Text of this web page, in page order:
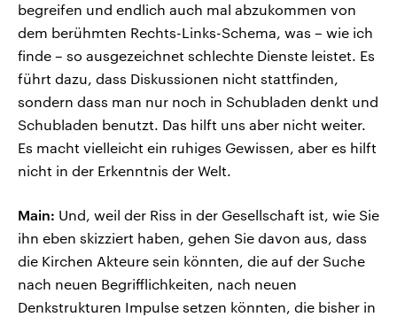
begreifen und endlich auch mal abzukommen von
dem berühmten Rechts-Links-Schema, was – wie ich
finde – so ausgezeichnet schlechte Dienste leistet. Es
führt dazu, dass Diskussionen nicht stattfinden,
sondern dass man nur noch in Schubladen denkt und
Schubladen benutzt. Das hilft uns aber nicht weiter.
Es macht vielleicht ein ruhiges Gewissen, aber es hilft
nicht in der Erkenntnis der Welt.
Main: Und, weil der Riss in der Gesellschaft ist, wie Sie
ihn eben skizziert haben, gehen Sie davon aus, dass
die Kirchen Akteure sein könnten, die auf der Suche
nach neuen Begrifflichkeiten, nach neuen
Denkstrukturen Impulse setzen könnten, die bisher in